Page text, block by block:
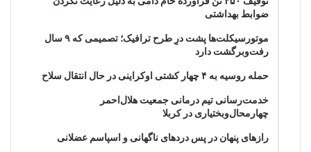
ضوابط بهداشتی
موتورسیکلت‌ها پشت درِ طرح ترافیک؛ تصمیمی که ۹ سال
رفت‌وبرگشت دارد
حمله روسیه به ۴ چهار کشتی اوکراینی در حال انتقال سلاح
خدمت‌رسانی تیم درمانی جمعیت هلال‌احمر
چهارمحال‌وبختیاری در کربلا
رازهای پنهان در پس دردهای ناگهانی و اسپاسم عضلانی